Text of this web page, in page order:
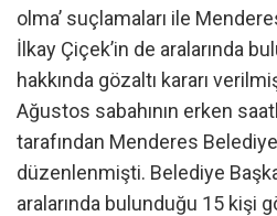
olma’ suçlamaları ile
İlkay Çiçek’in de aralarında
hakkında gözaltı kararı
Ağustos sabahının erken
tarafından Menderes
düzenlenmişti. Belediye
aralarında bulunduğu 15 kişi